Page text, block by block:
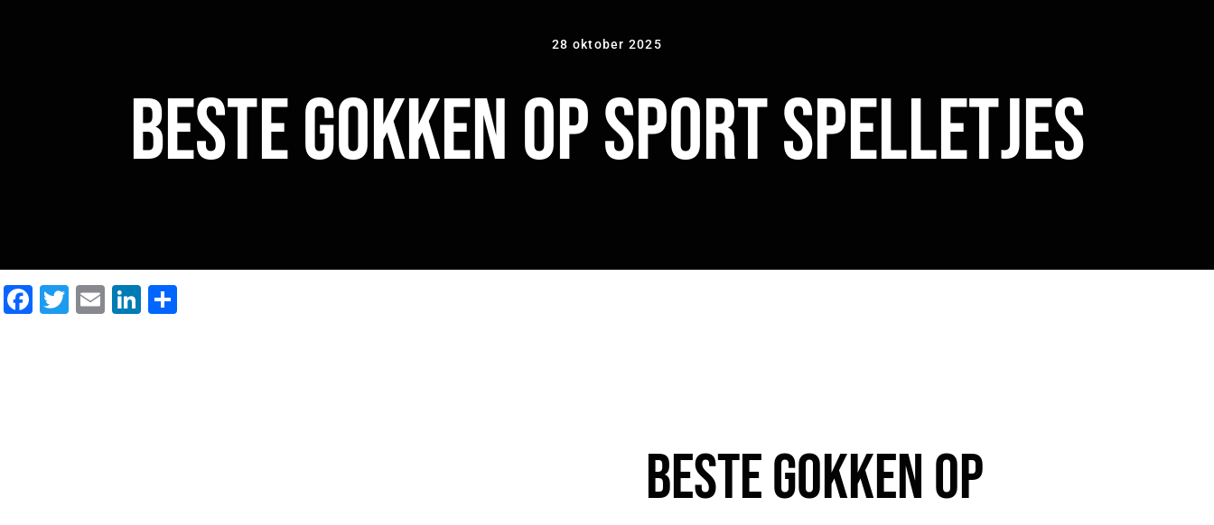
28 oktober 2025
Beste Gokken Op Sport Spelletjes
Facebook
Twitter
EmailLinkedIn
Beste Gokken Op